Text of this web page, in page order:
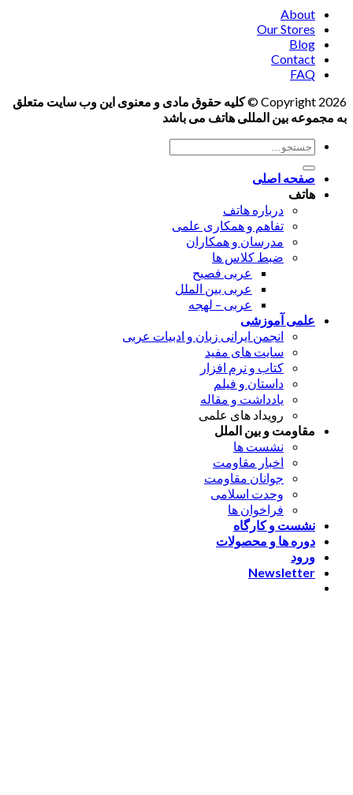
About
Our Stores
Blog
Contact
FAQ
Copyright 2026 ©
کلیه حقوق مادی و معنوی این وب سایت متعلق
به مجموعه بین المللی هاتف می باشد
جستجو
صفحه اصلی
هاتف
درباره هاتف
تفاهم و همکاری علمی
مدرسان و همکاران
ضبط کلاس ها
عربی فصیح
عربی بین الملل
عربی – لهجه
علمی آموزشی
انجمن ایرانی زبان و ادبیات عربی
سایت های مفید
کتاب و نرم افزار
داستان و فیلم
یادداشت و مقاله
رویداد های علمی
مقاومت و بین الملل
نشست ها
اخبار مقاومت
جوانان مقاومت
وحدت اسلامی
فراخوان ها
نشست و کارگاه
دوره ها و محصولات
ورود
Newsletter